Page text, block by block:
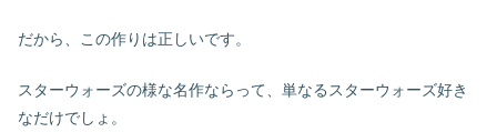
だから、この作りは正しいです。
スターウォーズの様な名作ならって、単なるスターウォーズ好き
なだけでしょ。